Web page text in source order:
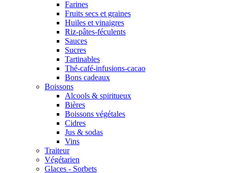
Farines
Fruits secs et graines
Huiles et vinaigres
Riz-pâtes-féculents
Sauces
Sucres
Tartinables
Thé-café-infusions-cacao
Bons cadeaux
Boissons
Alcools & spiritueux
Bières
Boissons végétales
Cidres
Jus & sodas
Vins
Traiteur
Végétarien
Glaces - Sorbets